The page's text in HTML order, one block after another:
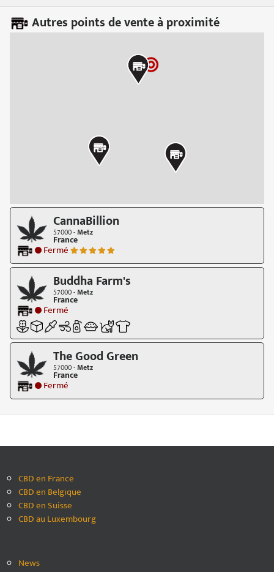
Autres points de vente à proximité
CannaBillion
57000 -Metz
France
Fermé
Buddha Farm's
57000 -Metz
France
Fermé
The Good Green
57000 -Metz
France
Fermé
CBD en France
CBD en Belgique
CBD en Suisse
CBD au Luxembourg
News